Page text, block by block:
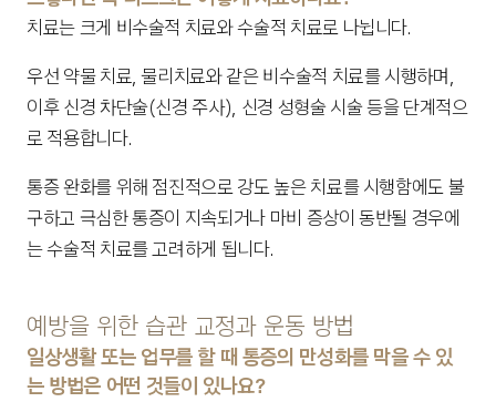
치료는 크게 비수술적 치료와 수술적 치료로 나뉩니다.
우선 약물 치료, 물리치료와 같은 비수술적 치료를 시행하며,
이후 신경 차단술(신경 주사), 신경 성형술 시술 등을 단계적으
로 적용합니다.
통증 완화를 위해 점진적으로 강도 높은 치료를 시행함에도 불
구하고 극심한 통증이 지속되거나 마비 증상이 동반될 경우에
는 수술적 치료를 고려하게 됩니다.
예방을 위한 습관 교정과 운동 방법
일상생활 또는 업무를 할 때 통증의 만성화를 막을 수 있
는 방법은 어떤 것들이 있나요?